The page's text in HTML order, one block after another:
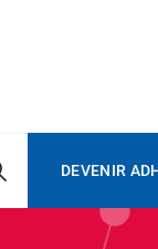
DEVENIR